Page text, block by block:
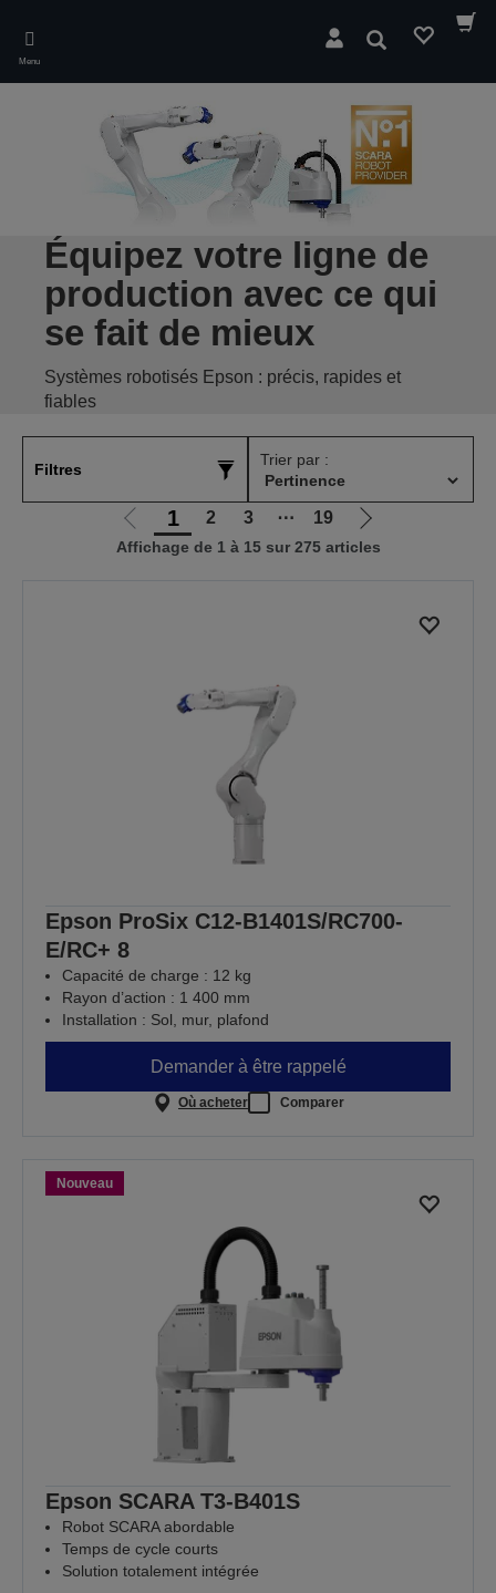
main
content
Menu
Rechercher
Équipez votre ligne de
production avec ce qui
se fait de mieux
Systèmes robotisés Epson : précis, rapides et
fiables
Filtres
Trier par :
Aller
à
1 2 3 ⋯ 19
Aller
à
suivante
Affichage de 1 à 15 sur 275 articles
Epson ProSix C12-B1401S/RC700-
E/RC+ 8
Capacité de charge : 12 kg
Rayon d’action : 1 400 mm
Installation : Sol, mur, plafond
Demander à être rappelé
Où acheter Comparer
Nouveau
Epson SCARA T3-B401S
Robot SCARA abordable
Temps de cycle courts
Solution totalement intégrée